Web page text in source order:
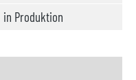
in Produktion